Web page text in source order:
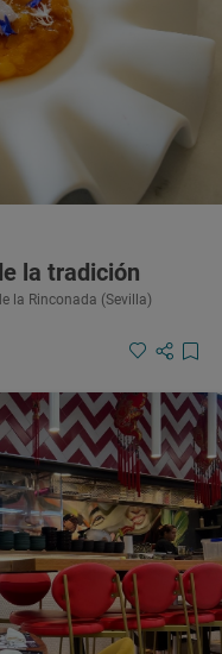
la tradición
la Rinconada (Sevilla)